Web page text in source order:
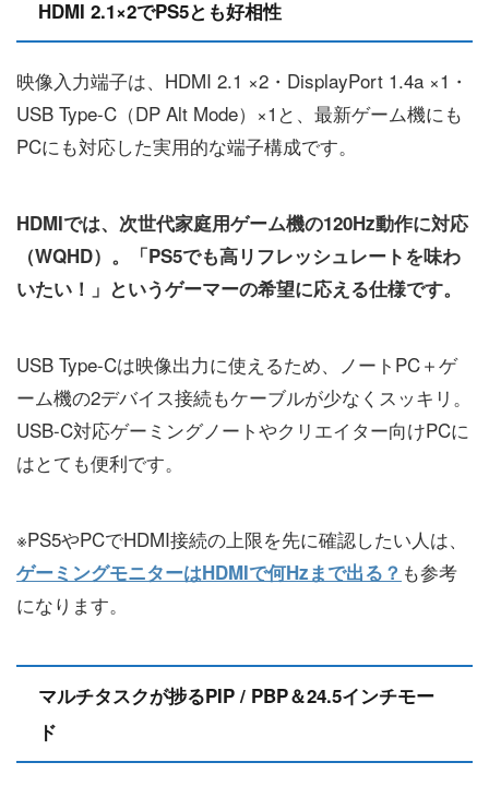
HDMI 2.1×2でPS5とも好相性
映像入力端子は、HDMI 2.1 ×2・DisplayPort 1.4a ×1・
USB Type-C（DP Alt Mode）×1と、最新ゲーム機にも
PCにも対応した実用的な端子構成です。
HDMIでは、次世代家庭用ゲーム機の120Hz動作に対応
（WQHD）。「PS5でも高リフレッシュレートを味わ
いたい！」というゲーマーの希望に応える仕様です。
USB Type-Cは映像出力に使えるため、ノートPC＋ゲ
ーム機の2デバイス接続もケーブルが少なくスッキリ。
USB-C対応ゲーミングノートやクリエイター向けPCに
はとても便利です。
※PS5やPCでHDMI接続の上限を先に確認したい人は、
ゲーミングモニターはHDMIで何Hzまで出る？ も参考
になります。
マルチタスクが捗るPIP / PBP＆24.5インチモー
ド